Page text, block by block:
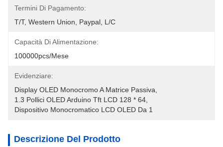
Termini Di Pagamento:
T/T, Western Union, Paypal, L/C
Capacità Di Alimentazione:
100000pcs/mese
Evidenziare:
Display OLED Monocromo A Matrice Passiva
1.3 Pollici OLED Arduino Tft LCD 128 * 64
Dispositivo Monocromatico LCD OLED Da 1
Descrizione Del Prodotto